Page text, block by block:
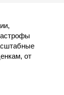
от